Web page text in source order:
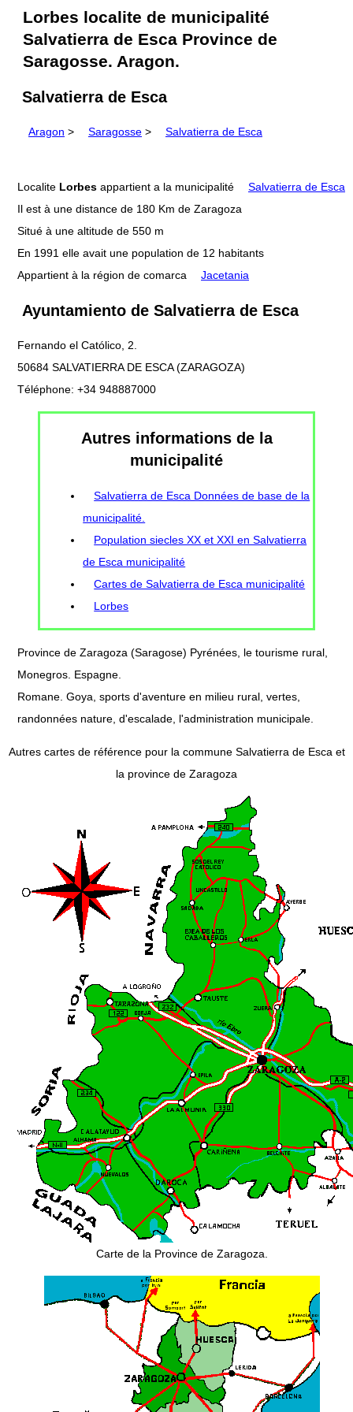
Lorbes localite de municipalité
Salvatierra de Esca Province de
Saragosse. Aragon.
Salvatierra de Esca
Aragon > Saragosse > Salvatierra de Esca
Localite Lorbes appartient a la municipalité
Salvatierra de Esca
Il est à une distance de 180 Km de Zaragoza
Situé à une altitude de 550 m
En 1991 elle avait une population de 12 habitants
Appartient à la région de comarca
Jacetania
Ayuntamiento de Salvatierra de Esca
Fernando el Católico, 2.
50684 SALVATIERRA DE ESCA (ZARAGOZA)
Téléphone: +34 948887000
Autres informations de la
municipalité
Salvatierra de Esca Données de base de la
municipalité.
Population siecles XX et XXI en Salvatierra
de Esca municipalité
Cartes de Salvatierra de Esca municipalité
Lorbes
Province de Zaragoza (Saragose) Pyrénées, le tourisme rural,
Monegros. Espagne.
Romane. Goya, sports d'aventure en milieu rural, vertes,
randonnées nature, d'escalade, l'administration municipale.
Autres cartes de référence pour la commune Salvatierra de Esca et
la province de Zaragoza
Carte de la Province de Zaragoza.